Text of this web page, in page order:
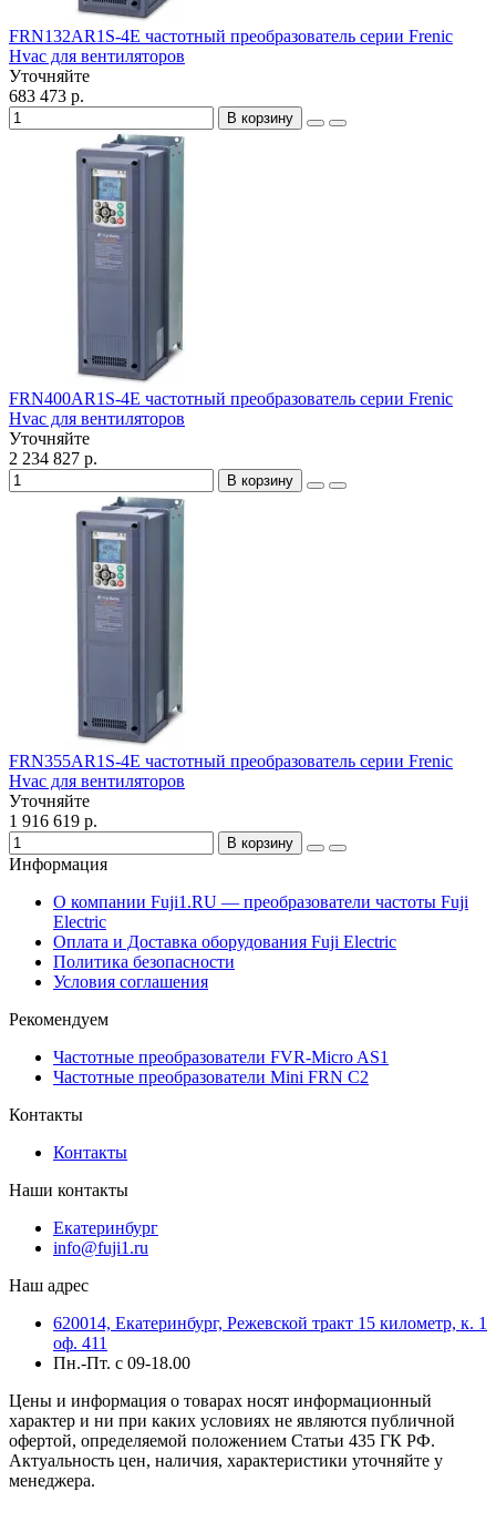
FRN132AR1S-4E частотный преобразователь серии Frenic
Hvac для вентиляторов
Уточняйте
683 473 р.
В корзину
FRN400AR1S-4E частотный преобразователь серии Frenic
Hvac для вентиляторов
Уточняйте
2 234 827 р.
В корзину
FRN355AR1S-4E частотный преобразователь серии Frenic
Hvac для вентиляторов
Уточняйте
1 916 619 р.
В корзину
Информация
О компании Fuji1.RU — преобразователи частоты Fuji
Electric
Оплата и Доставка оборудования Fuji Electric
Политика безопасности
Условия соглашения
Рекомендуем
Частотные преобразователи FVR-Micro AS1
Частотные преобразователи Mini FRN C2
Контакты
Контакты
Наши контакты
Екатеринбург
info@fuji1.ru
Наш адрес
620014, Екатеринбург, Режевской тракт 15 километр, к. 1
оф. 411
Пн.-Пт. с 09-18.00
Цены и информация о товарах носят информационный
характер и ни при каких условиях не являются публичной
офертой, определяемой положением Статьи 435 ГК РФ.
Актуальность цен, наличия, характеристики уточняйте у
менеджера.